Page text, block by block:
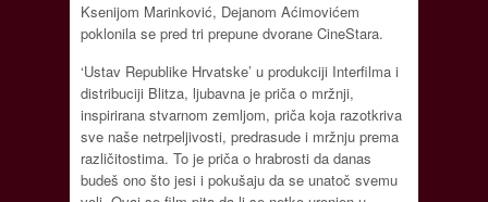
Ksenijom Marinković, Dejanom Aćimovićem
poklonila se pred tri prepune dvorane CineStara.
‘Ustav Republike Hrvatske’ u produkciji Interfilma i
distribuciji Blitza, ljubavna je priča o mržnji,
inspirirana stvarnom zemljom, priča koja razotkriva
sve naše netrpeljivosti, predrasude i mržnju prema
različitostima. To je priča o hrabrosti da danas
budeš ono što jesi i pokušaju da se unatoč svemu